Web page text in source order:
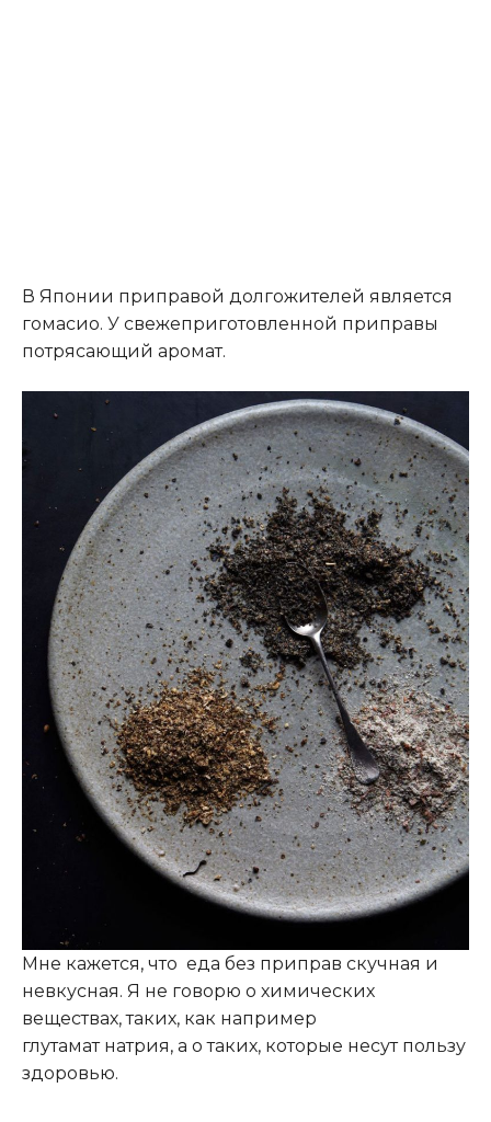
В Японии приправой долгожителей является
гомасио. У свежеприготовленной приправы
потрясающий аромат.
Мне кажется, что еда без приправ скучная и
невкусная. Я не говорю о химических
веществах, таких, как например
глутамат натрия, а о таких, которые несут пользу
здоровью.